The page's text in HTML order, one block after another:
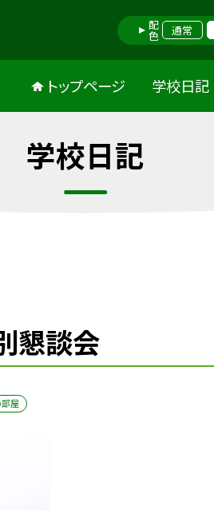
配色 通常
トップページ 学校日記
学校日記
懇談会
屋